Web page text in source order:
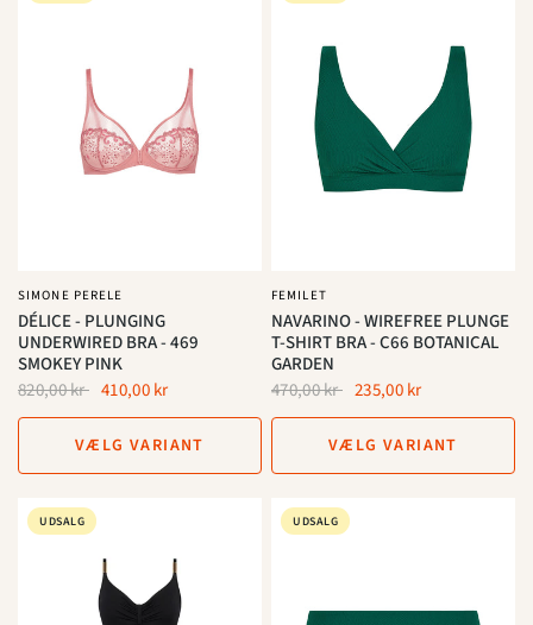
SIMONE PERELE
DÉLICE - PLUNGING
UNDERWIRED BRA - 469
SMOKEY PINK
820,00 kr 410,00 kr
VÆLG VARIANT
FEMILET
NAVARINO - WIREFREE PLUNGE
T-SHIRT BRA - C66 BOTANICAL
GARDEN
470,00 kr 235,00 kr
VÆLG VARIANT
UDSALG UDSALG